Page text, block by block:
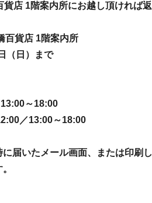
店 1階案内所にお越し頂ければ
百貨店 1階案内所
（日）まで
13:00～18:00
／13:00～18:00
届いたメール画面、または印刷